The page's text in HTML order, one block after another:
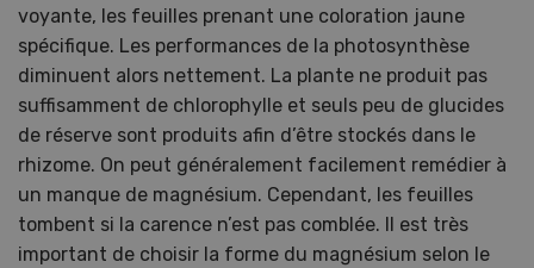
voyante, les feuilles prenant une coloration jaune
spécifique. Les performances de la photosynthèse
diminuent alors nettement. La plante ne produit pas
suffisamment de chlorophylle et seuls peu de glucides
de réserve sont produits afin d’être stockés dans le
rhizome. On peut généralement facilement remédier à
un manque de magnésium. Cependant, les feuilles
tombent si la carence n’est pas comblée. Il est très
important de choisir la forme du magnésium selon le